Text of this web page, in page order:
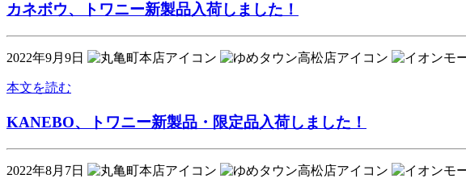
カネボウ、トワニー新製品入荷しました！
2022年9月9日
本文を読む
KANEBO、トワニー新製品・限定品入荷しました！
2022年8月7日